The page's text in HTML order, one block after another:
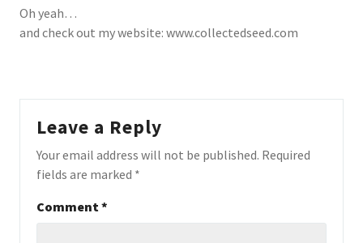
Oh yeah…
and check out my website: www.collectedseed.com
Leave a Reply
Your email address will not be published. Required
fields are marked *
Comment*